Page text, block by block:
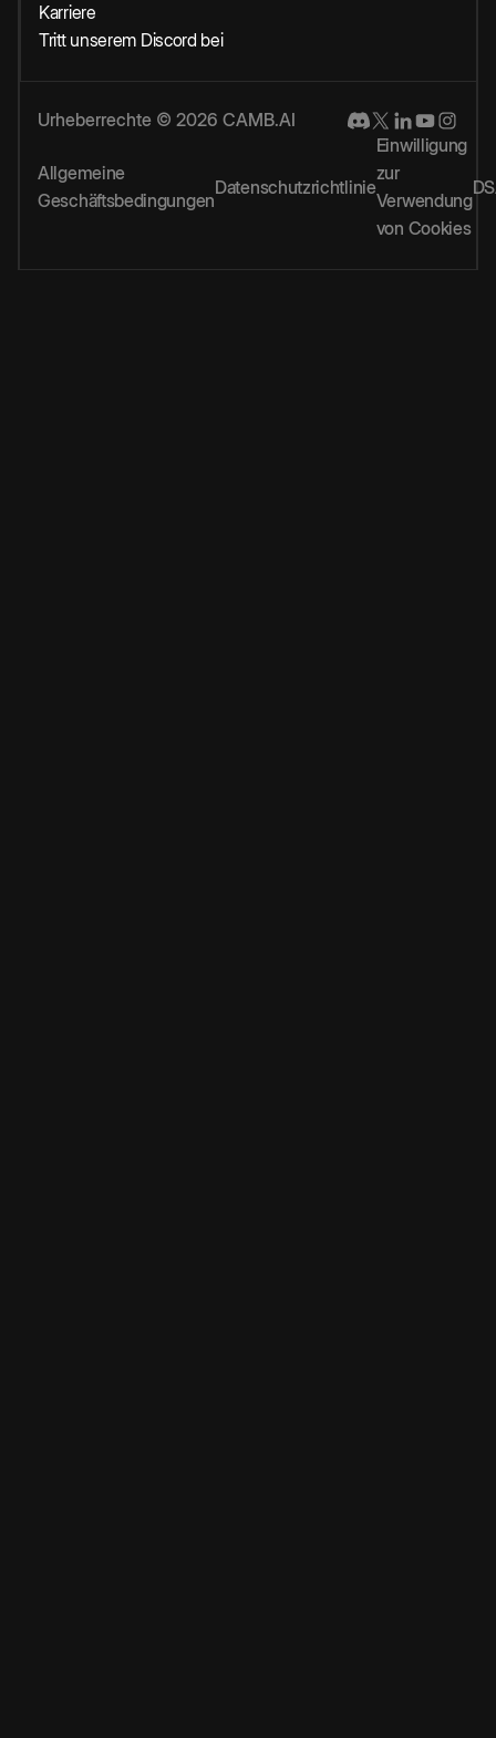
Karriere
Tritt unserem Discord bei
Urheberrechte © 2026 CAMB.AI
Allgemeine
Geschäftsbedingungen
Datenschutzrichtlinie
Einwilligung
zur
Verwendung
von Cookies